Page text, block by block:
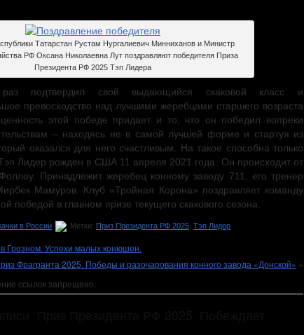
Татарстан Рустам Нургалиевич Минниханов и Министр
РФ Оксана Николаевна Лут поздравляют победителя Приза
Президента РФ 2025 Тэп Лидера
подтвердил свой выдающийся скаковой класс и
превосходство над лучшими жеребцами старшего возраста
этой победе придает и то, что он победил вопреки
– находясь не в самой лучшей форме и стартуя из
оказался для него счастливым. На такое способна только
Лидер рожден в США 11 апреля 2021 года. Он происходит от
Принадлежит жеребец конному заводу 711, его тренер
Мамуров. Клуб «Тройная Корона» поздравляет команду
победой в главном призе текущего скакового сезона.
в России Метки: Приз Президента РФ 2025 Тэп Лидер
Грозном. Успехи малых конюшен.
Фрагранта 2025. Победы и разочарования конного завода «Донской» »
ссылок запрещено.